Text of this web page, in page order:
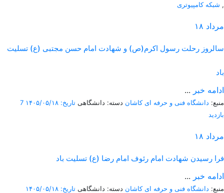
شبکه کامپیوتری ,
۱۸ مرداد
سالروز رحلت رسول اکرم(ص) و شهادت امام حسن مجتبی (ع) تسلیت
باد
... ادامه خبر
منبع: دانشگاه فنی و حرفه ای کاشان دسته: دانشگاهی تاریخ: ۱۴۰۵/۰۵/۱۸
7
بازدید
۱۸ مرداد
فرا رسیدن شهادت امام رئوف امام رضا (ع) تسلیت باد
... ادامه خبر
منبع: دانشگاه فنی و حرفه ای کاشان دسته: دانشگاهی تاریخ: ۱۴۰۵/۰۵/۱۸